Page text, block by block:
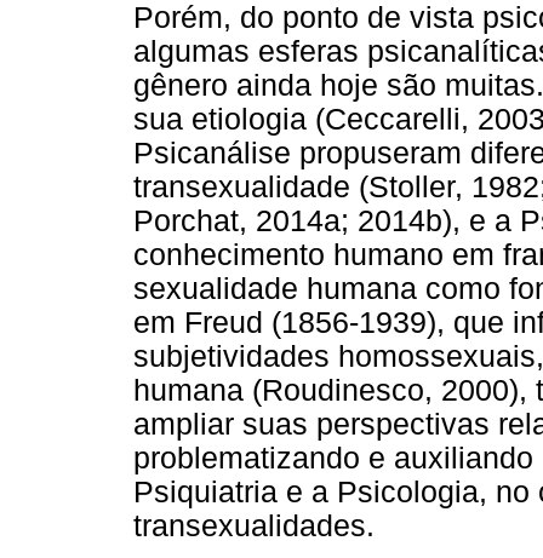
Porém, do ponto de vista
algumas esferas
gênero ainda hoje são
sua etiologia (Ceccarelli,
Psicanálise propuseram
transexualidade (Stoller,
Porchat, 2014a; 2014b), e a
conhecimento humano em
sexualidade humana como
em Freud (1856-1939), que
subjetividades
humana (Roudinesco,
ampliar suas perspectivas
problematizando e
Psiquiatria e a Psicologia,
transexualidades.